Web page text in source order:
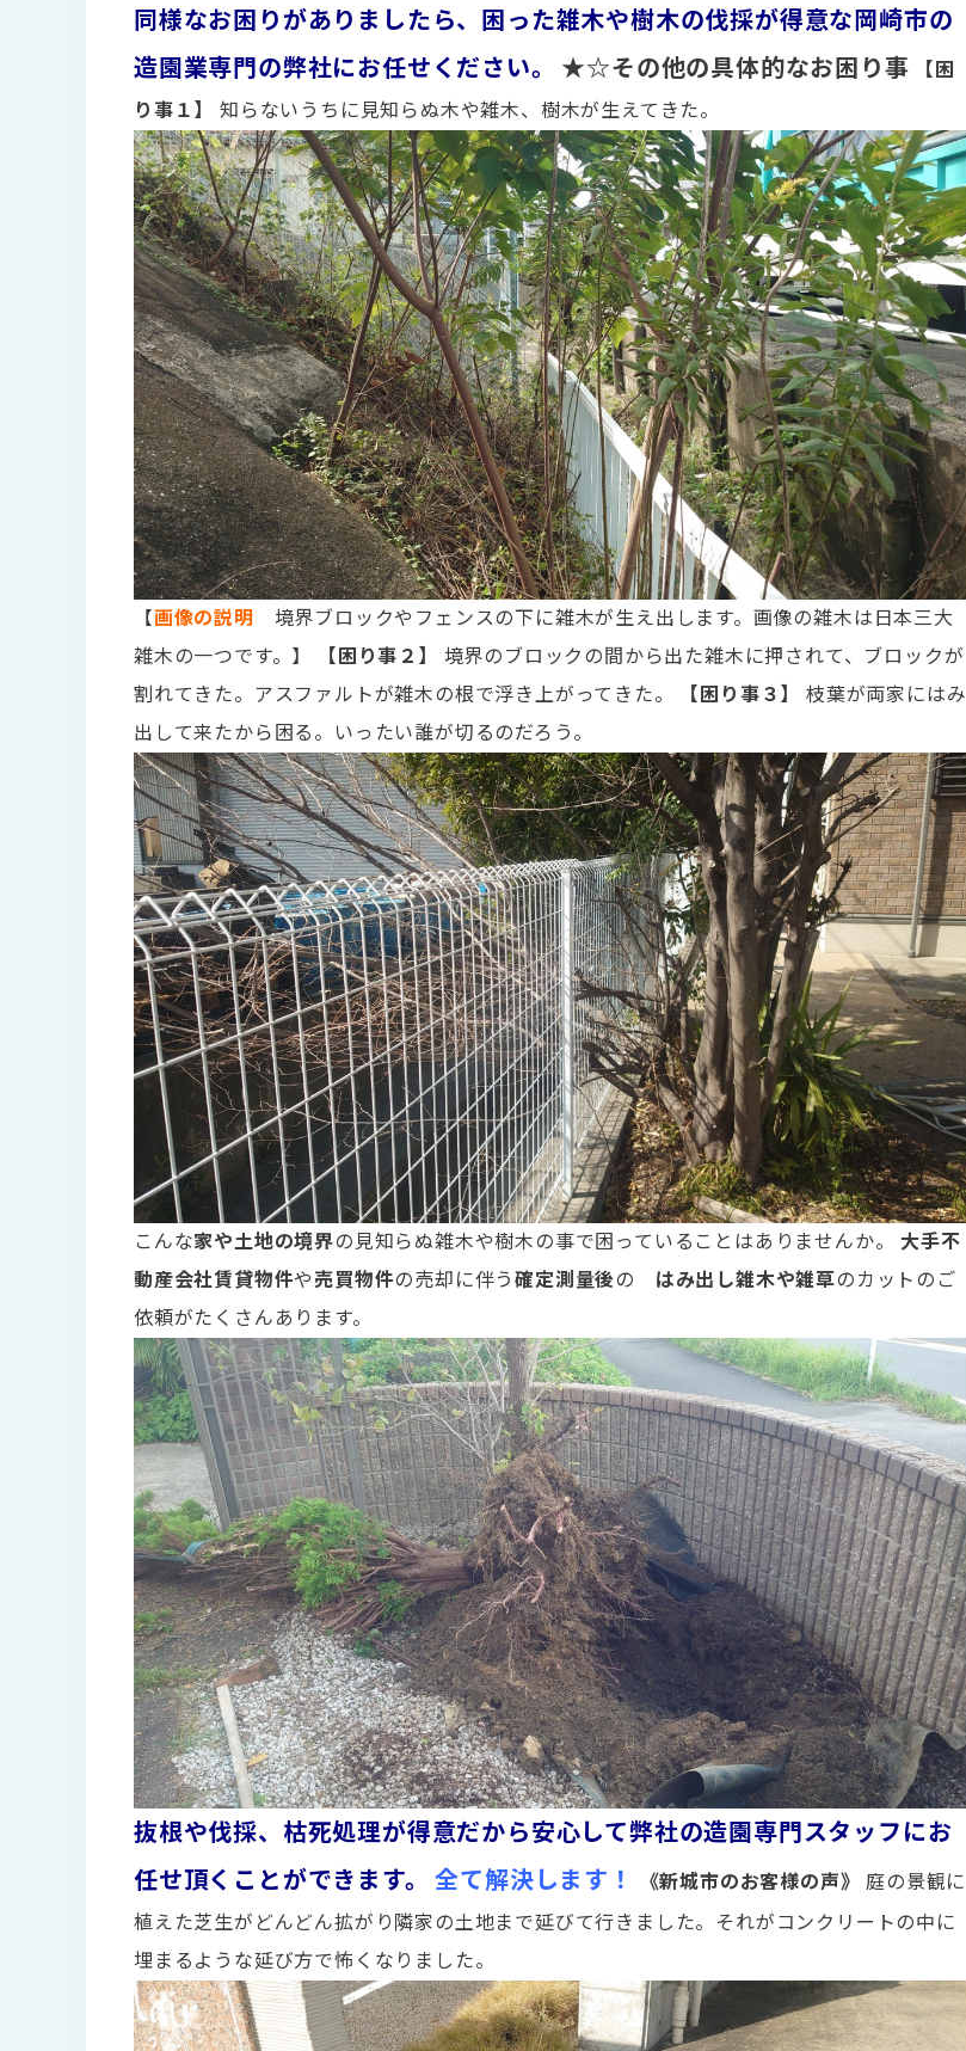
同様なお困りがありましたら、困った雑木や樹木の伐採が得意な岡崎市の
造園業専門の弊社にお任せください。
★☆その他の具体的なお困り事
【困
り事１】
知らないうちに見知らぬ木や雑木、樹木が生えてきた。
【画像の説明 境界ブロックやフェンスの下に雑木が生え出します。画像の雑木は日本三大
雑木の一つです。】
【困り事２】
境界のブロックの間から出た雑木に押されて、ブロックが
割れてきた。アスファルトが雑木の根で浮き上がってきた。
【困り事３】
枝葉が両家にはみ
出して来たから困る。いったい誰が切るのだろう。
こんな家や土地の境界の見知らぬ雑木や樹木の事で困っていることはありませんか。 大手不
動産会社賃貸物件や売買物件の売却に伴う確定測量後の はみ出し雑木や雑草のカットのご
依頼がたくさんあります。
抜根や伐採、枯死処理が得意だから安心して弊社の造園専門スタッフにお
任せ頂くことができます。
全て解決します！ 《新城市のお客様の声》 庭の景観に
植えた芝生がどんどん拡がり隣家の土地まで延びて行きました。それがコンクリートの中に
埋まるような延び方で怖くなりました。